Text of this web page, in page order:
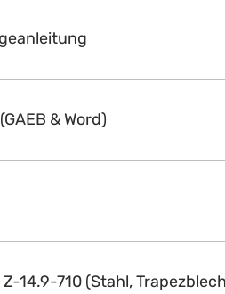
& Word)
14.9-710 (Stahl,